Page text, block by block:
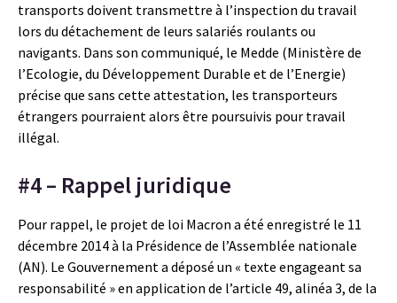
transports doivent transmettre à l’inspection du travail
lors du détachement de leurs salariés roulants ou
navigants. Dans son communiqué, le Medde (Ministère de
l’Ecologie, du Développement Durable et de l’Energie)
précise que sans cette attestation, les transporteurs
étrangers pourraient alors être poursuivis pour travail
illégal.
#4 – Rappel juridique
Pour rappel, le projet de loi Macron a été enregistré le 11
décembre 2014 à la Présidence de l’Assemblée nationale
(AN). Le Gouvernement a déposé un « texte engageant sa
responsabilité » en application de l’article 49, alinéa 3, de la